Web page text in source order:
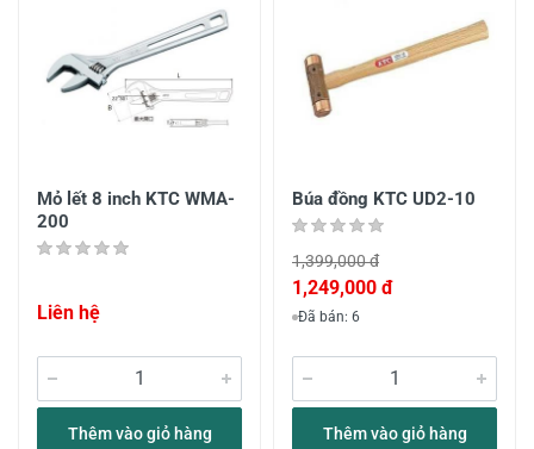
Mỏ lết 8 inch KTC WMA-
200
Liên hệ
Thêm vào giỏ hàng
Búa đồng KTC UD2-10
1,399,000 đ
1,249,000 đ
Đã bán: 6
Thêm vào giỏ hàng